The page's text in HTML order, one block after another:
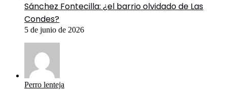
Sánchez Fontecilla: ¿el barrio olvidado de Las
Condes?
5 de junio de 2026
Perro lenteja